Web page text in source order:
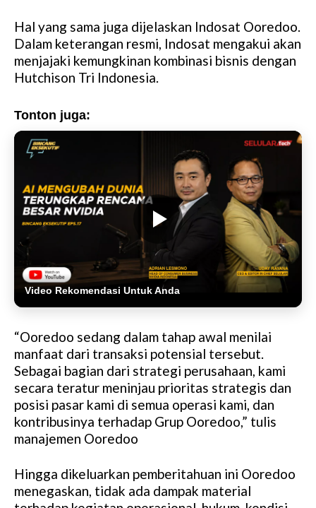
Hal yang sama juga dijelaskan Indosat Ooredoo.
Dalam keterangan resmi, Indosat mengakui akan
menjajaki kemungkinan kombinasi bisnis dengan
Hutchison Tri Indonesia.
Tonton juga:
Video Rekomendasi Untuk Anda
“Ooredoo sedang dalam tahap awal menilai
manfaat dari transaksi potensial tersebut.
Sebagai bagian dari strategi perusahaan, kami
secara teratur meninjau prioritas strategis dan
posisi pasar kami di semua operasi kami, dan
kontribusinya terhadap Grup Ooredoo,” tulis
manajemen Ooredoo
Hingga dikeluarkan pemberitahuan ini Ooredoo
menegaskan, tidak ada dampak material